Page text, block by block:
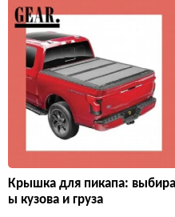
Крышка для пикапа:
ы кузова и груза